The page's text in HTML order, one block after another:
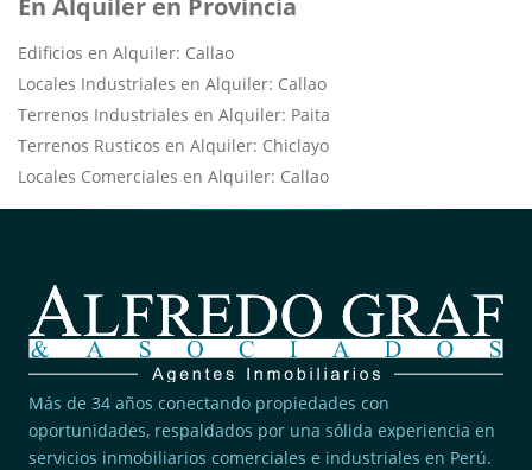
En Alquiler en Provincia
Edificios en Alquiler: Callao
Locales Industriales en Alquiler: Callao
Terrenos Industriales en Alquiler: Paita
Terrenos Rusticos en Alquiler: Chiclayo
Locales Comerciales en Alquiler: Callao
Más de 34 años conectando propiedades con
oportunidades, respaldados por una sólida experiencia en
servicios inmobiliarios comerciales e industriales en Perú.